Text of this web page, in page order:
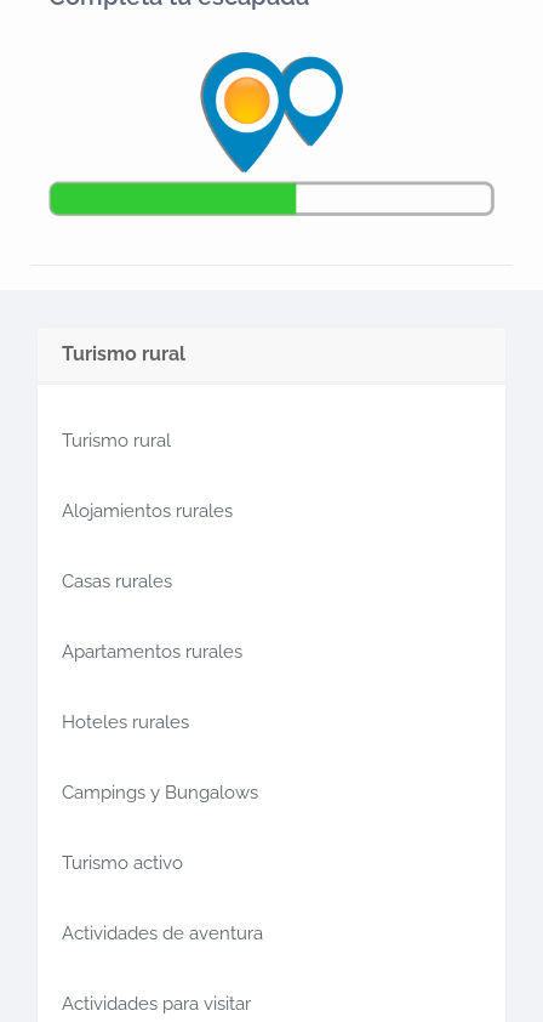
Turismo rural
Turismo rural
Alojamientos rurales
Casas rurales
Apartamentos rurales
Hoteles rurales
Campings y Bungalows
Turismo activo
Actividades de aventura
Actividades para visitar